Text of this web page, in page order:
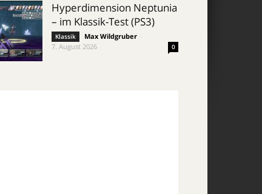
Hyperdimension Neptunia
– im Klassik-Test (PS3)
Klassik Max Wildgruber
7. August 2026
0